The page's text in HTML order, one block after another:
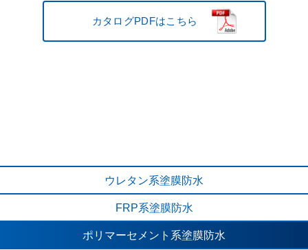
スタンダードタイプ
カタログPDFはこちら
カタログPDFはこちら
カタログPDFはこちら
ウレタン系塗膜防水
FRP系塗膜防水
ポリマーセメント系塗膜防水